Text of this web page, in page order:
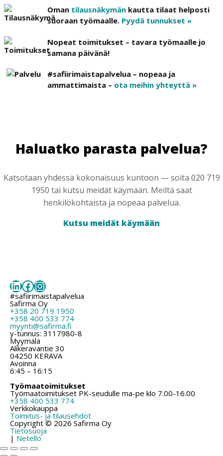
Oman tilausnäkymän kautta tilaat helposti
suoraan työmaalle. Pyydä tunnukset »
Nopeat toimitukset – tavara työmaalle jo
samana päivänä!
#safiirimaistapalvelua – nopeaa ja
ammattimaista – ota meihin yhteyttä »
Haluatko parasta palvelua?
Katsotaan yhdessä kokonaisuus kuntoon — soita 020 719
1950 tai kutsu meidät käymään. Meiltä saat
henkilökohtaista ja nopeaa palvelua.
Kutsu meidät käymään
LinkedIn
Facebook
Instagram
#safiirimaistapalvelua
Safirma Oy
+358 20 719 1950
+358 400 533 774
myynti@safirma.fi
y-tunnus: 3117980-8
Myymälä
Alikeravantie 30
04250 KERAVA
Avoinna
6:45 – 16:15
Työmaatoimitukset
Työmaatoimitukset PK-seudulle ma-pe klo 7.00-16.00
+358 400 533 774
Verkkokauppa
Toimitus- ja tilausehdot
Copyright © 2026 Safirma Oy
Tietosuoja
| Netello